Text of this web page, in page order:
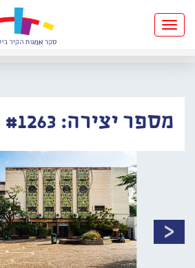
Toggle
navigation
מספר יצירה: #1263